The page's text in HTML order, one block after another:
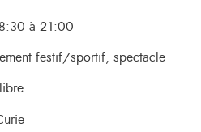
à 21:00
festif/sportif, spectacle